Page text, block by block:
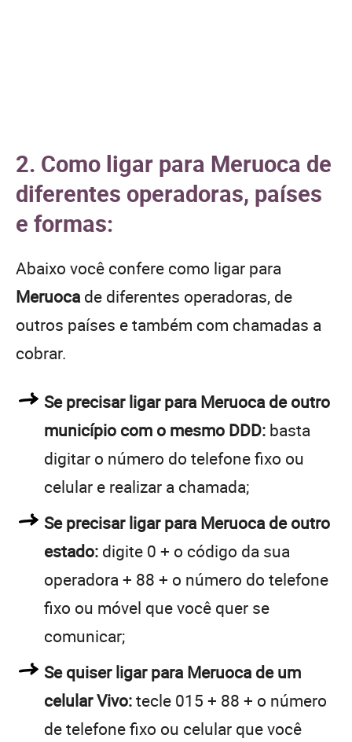
2. Como ligar para Meruoca de
diferentes operadoras, países
e formas:
Abaixo você confere como ligar para
Meruoca de diferentes operadoras, de
outros países e também com chamadas a
cobrar.
Se precisar ligar para Meruoca de outro
município com o mesmo DDD: basta
digitar o número do telefone fixo ou
celular e realizar a chamada;
Se precisar ligar para Meruoca de outro
estado: digite 0 + o código da sua
operadora + 88 + o número do telefone
fixo ou móvel que você quer se
comunicar;
Se quiser ligar para Meruoca de um
celular Vivo:tecle 015 + 88 + o número
de telefone fixo ou celular que você